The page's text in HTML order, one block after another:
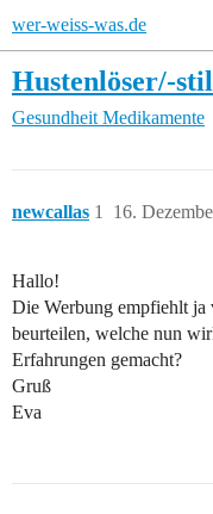
wer-weiss-was.de
Hustenlöser/-
Gesundheit Medikamente
newcallas 16.
1
Hallo!
Die Werbung empfiehlt ja
beurteilen, welche nun
Erfahrungen gemacht?
Gruß
Eva